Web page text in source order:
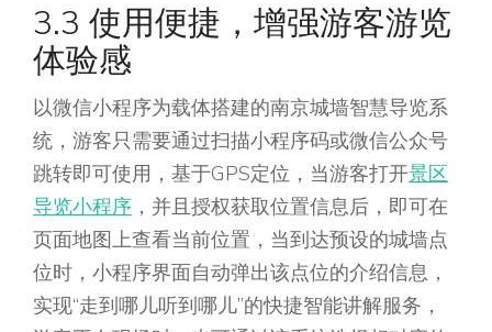
3.3 使用便捷，增强游客游览
体验感
以微信小程序为载体搭建的南京城墙智慧导览系
统，游客只需要通过扫描小程序码或微信公众号
跳转即可使用，基于GPS定位，当游客打开景区
导览小程序 ，并且授权获取位置信息后，即可在
页面地图上查看当前位置，当到达预设的城墙点
位时，小程序界面自动弹出该点位的介绍信息，
实现“走到哪儿听到哪儿”的快捷智能讲解服务，